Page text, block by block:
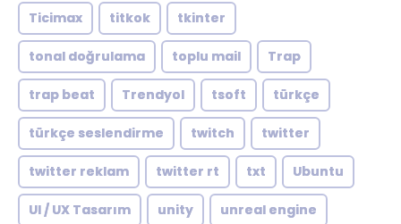
Ticimax titkok tkinter
tonal doğrulama toplu mail Trap
trap beat Trendyol tsoft türkçe
türkçe seslendirme twitch twitter
twitter reklam twitter rt txt Ubuntu
UI / UX Tasarım unity unreal engine